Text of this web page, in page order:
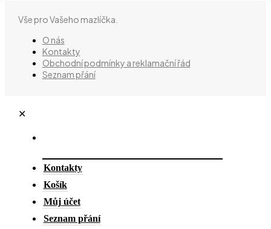
Vše pro Vašeho mazlíčka.
O nás
Kontakty
Obchodní podmínky a reklamační řád
Seznam přání
✕
Kontakty
Košík
Můj účet
Seznam přání